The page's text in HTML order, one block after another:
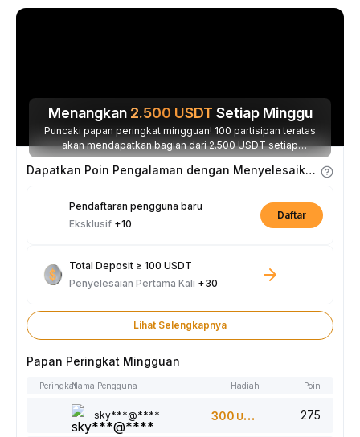
Menangkan 2.500 USDT Setiap Minggu
Puncaki papan peringkat mingguan! 100 partisipan teratas
akan mendapatkan bagian dari 2.500 USDT setiap
minggunya.
Dapatkan Poin Pengalaman dengan Menyelesaikan Tugas
Pendaftaran pengguna baru
Eksklusif +10
Daftar
Total Deposit ≥ 100 USDT
Penyelesaian Pertama Kali +30
Lihat Selengkapnya
Papan Peringkat Mingguan
PeringkatNama Pengguna Hadiah Poin
sky***@**** 300 USDT 275